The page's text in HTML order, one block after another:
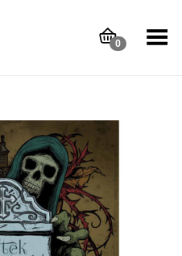
0
Toggle Menu